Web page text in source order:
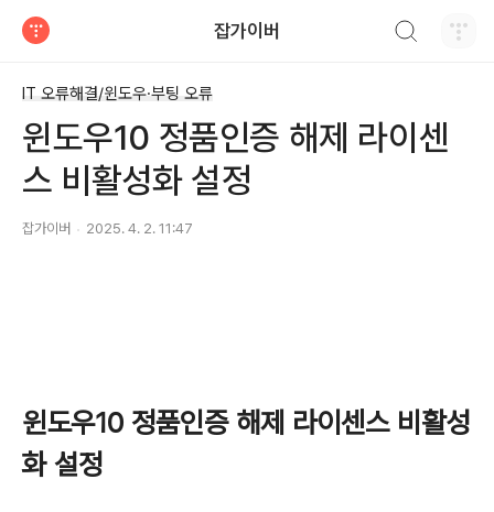
잡가이버
IT 오류해결/윈도우·부팅 오류
윈도우10 정품인증 해제 라이센
스 비활성화 설정
잡가이버 2025. 4. 2. 11:47
윈도우10 정품인증 해제 라이센스 비활성
화 설정